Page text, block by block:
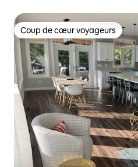
Coup de cœur voyageurs
Coup de cœur voyageurs